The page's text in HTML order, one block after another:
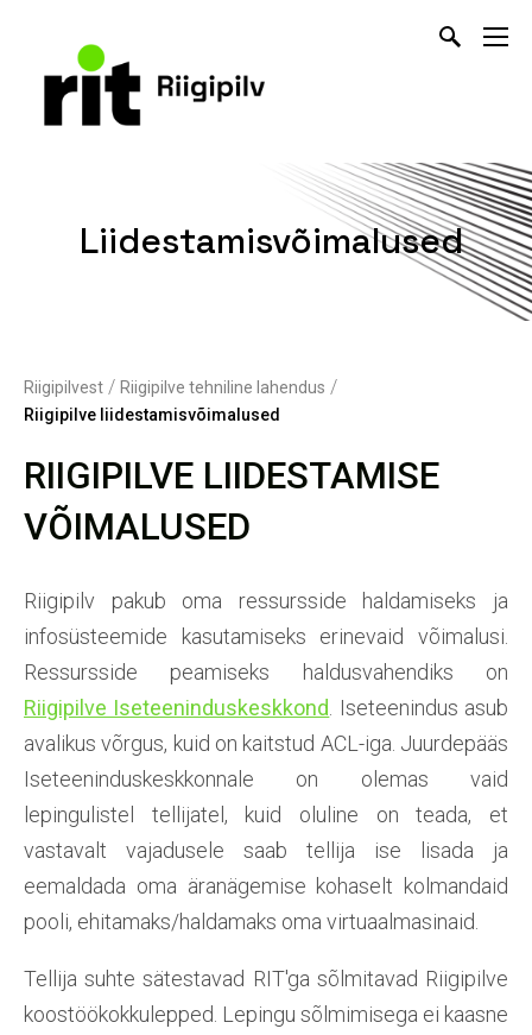
Liidestamisvõimalused
Riigipilvest / Riigipilve tehniline lahendus /
Riigipilve liidestamisvõimalused
RIIGIPILVE LIIDESTAMISE
VÕIMALUSED
Riigipilv pakub oma ressursside haldamiseks ja
infosüsteemide kasutamiseks erinevaid võimalusi.
Ressursside peamiseks haldusvahendiks on
Riigipilve Iseteeninduskeskkond . Iseteenindus asub
avalikus võrgus, kuid on kaitstud ACL-iga. Juurdepääs
Iseteeninduskeskkonnale on olemas vaid
lepingulistel tellijatel, kuid oluline on teada, et
vastavalt vajadusele saab tellija ise lisada ja
eemaldada oma äranägemise kohaselt kolmandaid
pooli, ehitamaks/haldamaks oma virtuaalmasinaid.
Tellija suhte sätestavad RIT'ga sõlmitavad Riigipilve
koostöökokkulepped. Lepingu sõlmimisega ei kaasne